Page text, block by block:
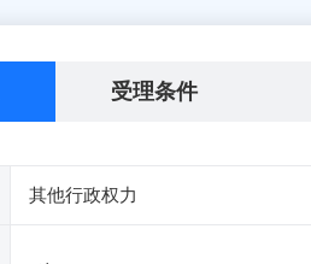
受理条件
其他行政权力